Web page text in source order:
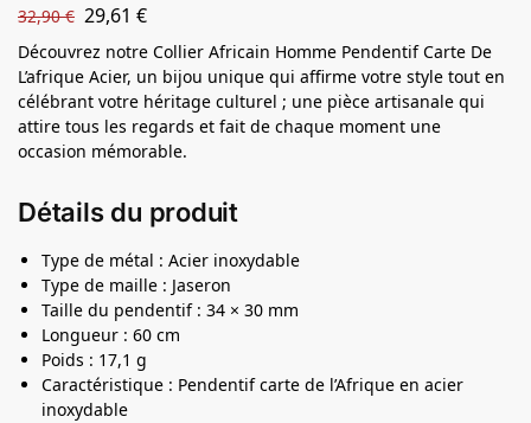
32,90€ 29,61 €
Découvrez notre Collier Africain Homme Pendentif Carte De
L’afrique Acier, un bijou unique qui affirme votre style tout en
célébrant votre héritage culturel ; une pièce artisanale qui
attire tous les regards et fait de chaque moment une
occasion mémorable.
Détails du produit
Type de métal : Acier inoxydable
Type de maille : Jaseron
Taille du pendentif : 34 × 30 mm
Longueur : 60 cm
Poids : 17,1 g
Caractéristique : Pendentif carte de l’Afrique en acier
inoxydable